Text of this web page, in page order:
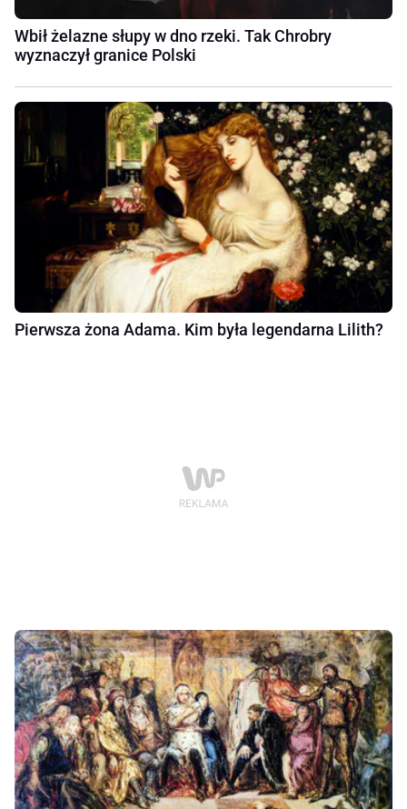
Wbił żelazne słupy w dno rzeki. Tak Chrobry
wyznaczył granice Polski
Pierwsza żona Adama. Kim była legendarna Lilith?